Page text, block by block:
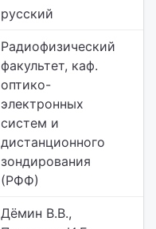
русский
Радиофизический
факультет, каф.
оптико-
электронных
систем и
дистанционного
зондирования
(РФФ)
Дёмин В.В.,